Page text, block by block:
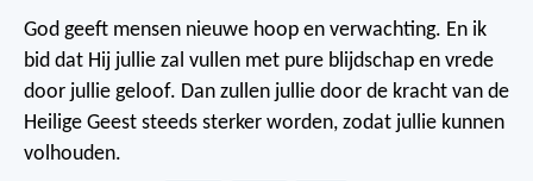
God geeft mensen nieuwe hoop en verwachting. En ik
bid dat Hij jullie zal vullen met pure blijdschap en vrede
door jullie geloof. Dan zullen jullie door de kracht van de
Heilige Geest steeds sterker worden, zodat jullie kunnen
volhouden.